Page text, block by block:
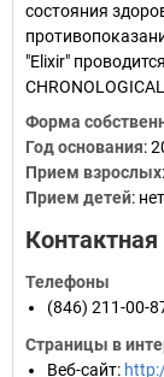
состояния
"Elixir"
Форма
Год основания:
Прием взрослых
Прием детей: нет
Телефоны
(846) 211-00-
Страницы в
Веб-сайт: